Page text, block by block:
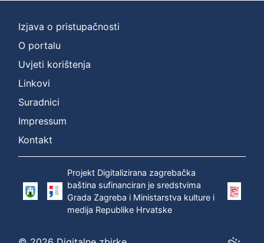
Izjava o pristupačnosti
O portalu
Uvjeti korištenja
Linkovi
Suradnici
Impressum
Kontakt
Projekt Digitalizirana zagrebačka
baština sufinanciran je sredstvima
Grada Zagreba i Ministarstva kulture i
medija Republike Hrvatske